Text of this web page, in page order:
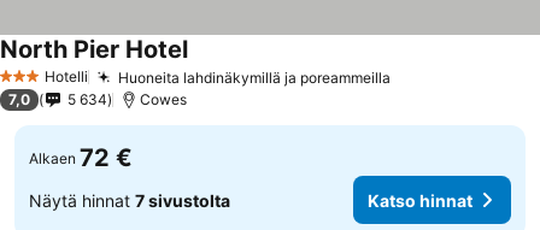
3 Tähtiluokitus
Hotelli Huoneita lahdinäkymillä ja poreammeilla
North Pier Hotel
7,0 5 634 Cowes
Alkaen 72 €
Näytä hinnat 7 sivustolta Katso hinnat